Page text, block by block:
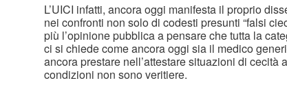
L’UICI infatti, ancora oggi manifesta il proprio
nei confronti non solo di codesti presunti “falsi
più l’opinione pubblica a pensare che tutta la
ci si chiede come ancora oggi sia il medico
ancora prestare nell’attestare situazioni di cecità
condizioni non sono veritiere.